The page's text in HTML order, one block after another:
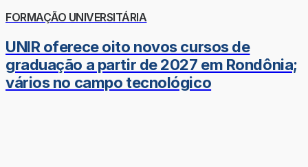
FORMAÇÃO UNIVERSITÁRIA
UNIR oferece oito novos cursos de
graduação a partir de 2027 em Rondônia;
vários no campo tecnológico